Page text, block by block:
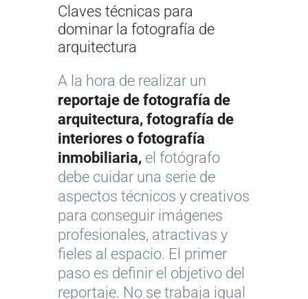
Claves técnicas para
dominar la fotografía de
arquitectura
A la hora de realizar un
reportaje de fotografía de
arquitectura, fotografía de
interiores o fotografía
inmobiliaria, el fotógrafo
debe cuidar una serie de
aspectos técnicos y creativos
para conseguir imágenes
profesionales, atractivas y
fieles al espacio. El primer
paso es definir el objetivo del
reportaje. No se trabaja igual